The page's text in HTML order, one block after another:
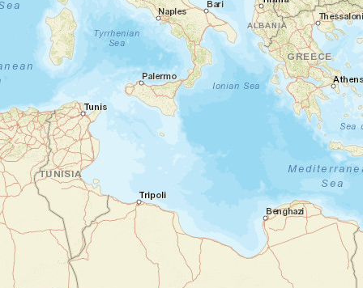
Votre aventure namibienne commence dès
votre arrivée à Windhoek. Vous êtes accueilli
chaleureusement à l'aéroport et prenez
possession de votre véhicule de location. Au
volant, vous traversez des paysages à
couper le souffle, en route vers le
majestueux Waterberg. Sur votre chemin,
vous faites une halte au marché artisanal
d'Okahandja. Laissez-vous séduire par
l'artisanat local, mélange coloré de culture
et de tradition. À votre arrivée au lodge,
vous vous laissez envelopper par la beauté
sauvage et préservée de la région. Selon
l'heure de votre arrivée, vous avez la
possibilité d'explorer le parc ou de vous
détendre. Vous voilà déjà dans le vif du
sujet !